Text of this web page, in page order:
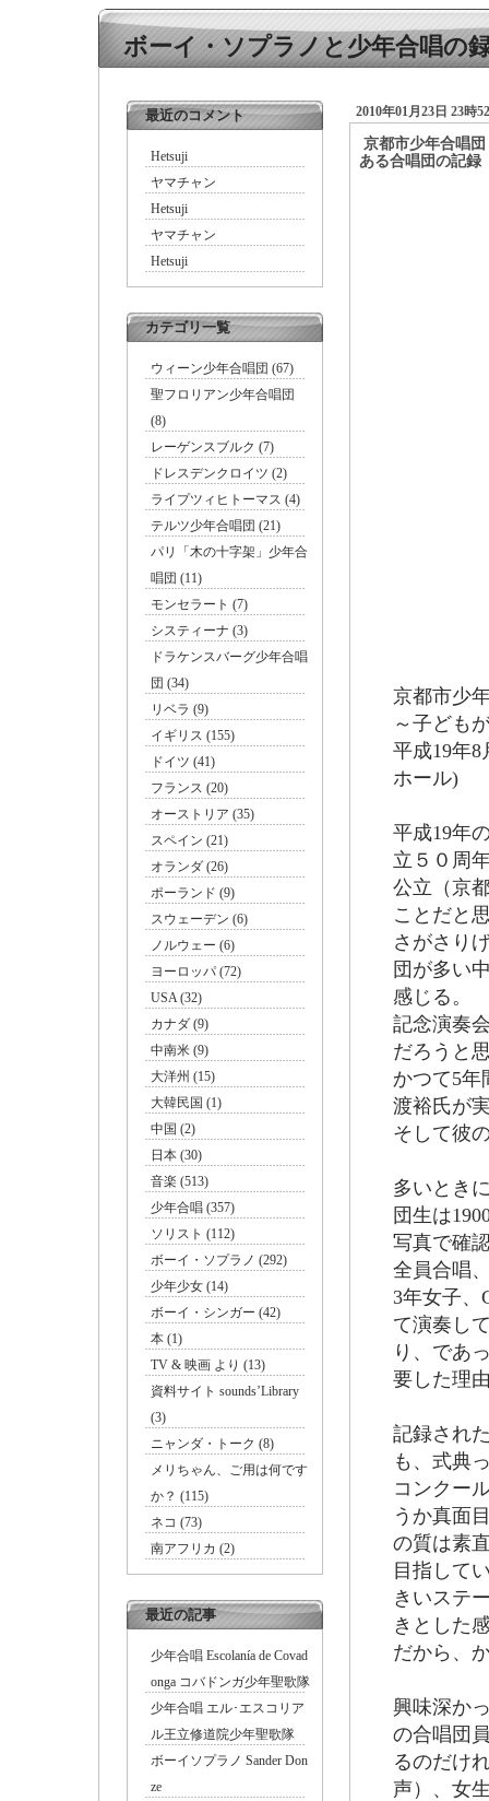
ボーイ・ソプラノと少年合唱の
最近のコメント
Hetsuji
ヤマチャン
Hetsuji
ヤマチャン
Hetsuji
カテゴリ一覧
ウィーン少年合唱団 (67)
聖フロリアン少年合唱団
(8)
レーゲンスブルク (7)
ドレスデンクロイツ (2)
ライプツィヒトーマス (4)
テルツ少年合唱団 (21)
パリ「木の十字架」少年合
唱団 (11)
モンセラート (7)
システィーナ (3)
ドラケンスバーグ少年合唱
団 (34)
リベラ (9)
イギリス (155)
ドイツ (41)
フランス (20)
オーストリア (35)
スペイン (21)
オランダ (26)
ポーランド (9)
スウェーデン (6)
ノルウェー (6)
ヨーロッパ (72)
USA (32)
カナダ (9)
中南米 (9)
大洋州 (15)
大韓民国 (1)
中国 (2)
日本 (30)
音楽 (513)
少年合唱 (357)
ソリスト (112)
ボーイ・ソプラノ (292)
少年少女 (14)
ボーイ・シンガー (42)
本 (1)
TV & 映画 より (13)
資料サイト sounds’Library
(3)
ニャンダ・トーク (8)
メリちゃん、ご用は何です
か？ (115)
ネコ (73)
南アフリカ (2)
最近の記事
少年合唱 Escolanía de Covad
onga コバドンガ少年聖歌隊
少年合唱 エル･エスコリア
ル王立修道院少年聖歌隊
ボーイソプラノ Sander Don
ze
京都市少年合唱
ある合唱団の記録
2010年01月23日 23時
京都市少
～子ども
平成19年
ホール)
平成19年
立５０周
公立（京
ことだと
さがさり
団が多い
感じる。
記念演奏
だろうと
かつて5年
渡裕氏が
そして彼
多いとき
団生は
写真で確
全員合唱
3年女子、
て演奏し
り、であ
要した理
記録され
も、式典
コンクー
うか真面
の質は素
目指して
きいステ
きとした
だから、
興味深か
の合唱団
るのだけ
声）、女